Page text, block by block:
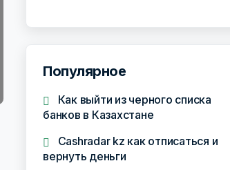
Популярное
Как выйти из черного списка
банков в Казахстане
Cashradar kz как отписаться и
вернуть деньги